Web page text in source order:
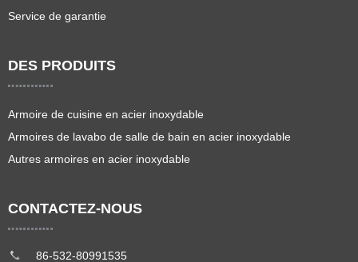
Service de garantie
DES PRODUITS
Armoire de cuisine en acier inoxydable
Armoires de lavabo de salle de bain en acier inoxydable
Autres armoires en acier inoxydable
CONTACTEZ-NOUS
86-532-80991535